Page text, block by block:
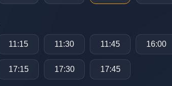
11:15 11:30 11:45 16:00
17:15 17:30 17:45